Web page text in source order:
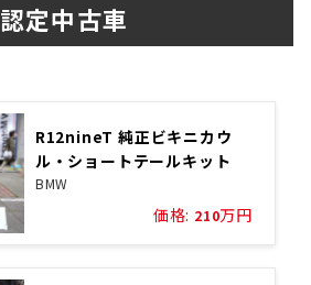
認定中古車
R12nineT 純正ビキニカウ
ル・ショートテールキット
BMW
価格: 210万円